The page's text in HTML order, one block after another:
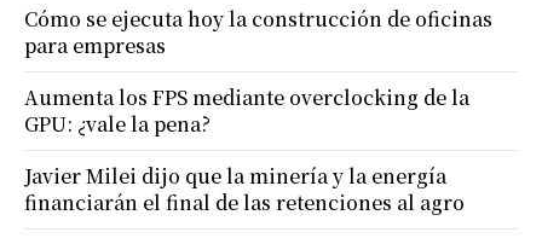
Cómo se ejecuta hoy la construcción de oficinas
para empresas
Aumenta los FPS mediante overclocking de la
GPU: ¿vale la pena?
Javier Milei dijo que la minería y la energía
financiarán el final de las retenciones al agro